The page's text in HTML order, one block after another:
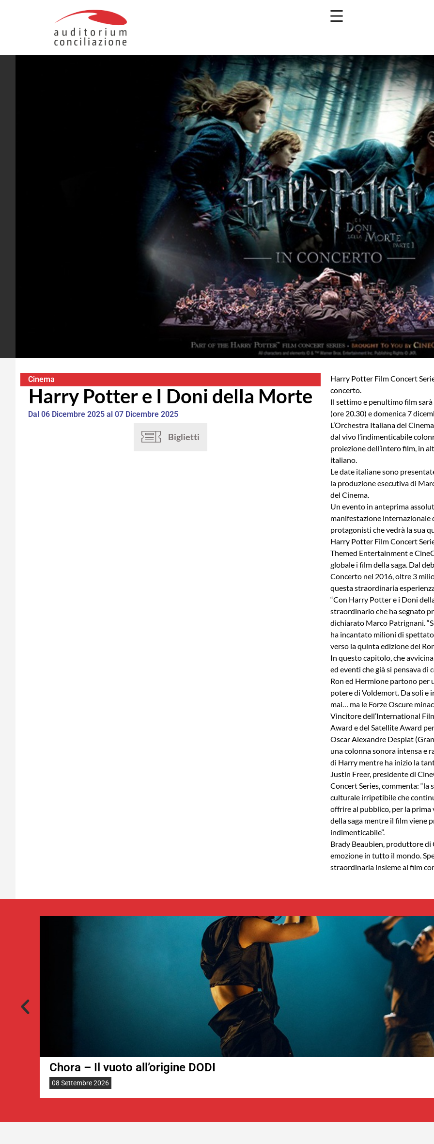
Cinema
Harry Potter e I Doni della Morte
Dal 06 Dicembre 2025 al 07 Dicembre 2025
Biglietti
Harry Potter Film Concert
concerto.
Il settimo e penultimo film
(ore 20.30) e domenica 7
L’Orchestra Italiana del
dal vivo l’indimenticabile
proiezione dell’intero film, in
italiano.
Le date italiane sono
la produzione esecutiva di
del Cinema.
Un evento in anteprima
manifestazione internazionale
protagonisti che vedrà la sua
Harry Potter Film Concert
Themed Entertainment e
globale i film della saga. Dal
Concerto nel 2016, oltre 3
questa straordinaria
“Con Harry Potter e i Doni
straordinario che ha segnato
dichiarato Marco Patrignani.
ha incantato milioni di
verso la quinta edizione del
In questo capitolo, che
ed eventi che già si pensava
Ron ed Hermione partono per
potere di Voldemort. Da soli e
mai… ma le Forze Oscure
Vincitore dell’International
Award e del Satellite Award
Oscar Alexandre Desplat
una colonna sonora intensa e
di Harry mentre ha inizio la
Justin Freer, presidente di
Concert Series, commenta:
culturale irripetibile che
offrire al pubblico, per la
della saga mentre il film viene
indimenticabile”.
Brady Beaubien, produttore di
emozione in tutto il mondo.
straordinaria insieme al film
Chora – Il vuoto all’origine DODI
08 Settembre 2026